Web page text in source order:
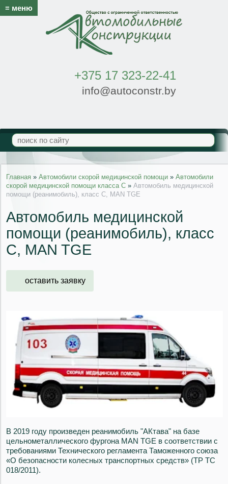
≡ меню
+375 17 323-22-41
info@autoconstr.by
Главная » Автомобили скорой медицинской помощи » Автомобили
скорой медицинской помощи класса С » Автомобиль медицинской
помощи (реанимобиль), класс С, MAN TGE
Автомобиль медицинской
помощи (реанимобиль), класс
С, MAN TGE
оставить заявку
В 2019 году произведен реанимобиль "АКтава" на базе
цельнометаллического фургона MAN TGE в соответствии с
требованиями Технического регламента Таможенного союза
«О безопасности колесных транспортных средств» (ТР ТС
018/2011).